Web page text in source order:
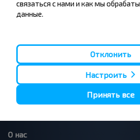
Минск - Брест
Минск - Гомель
Брест -
Вильнюс - Минск
Москва - Брест
Минск - Варшава
Москва -
Брест -
Брест -
О нас
связаться с нами и как мы
данные.
Отклонить
Настроить
Принять все